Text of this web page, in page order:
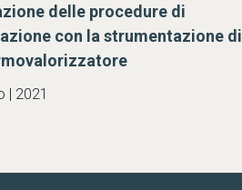
delle procedure di
con la strumentazione di
| 2021